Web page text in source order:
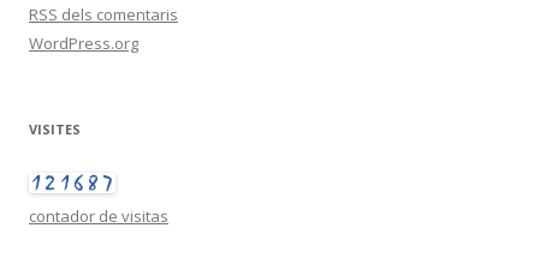
RSS dels comentaris
WordPress.org
VISITES
contador de visitas